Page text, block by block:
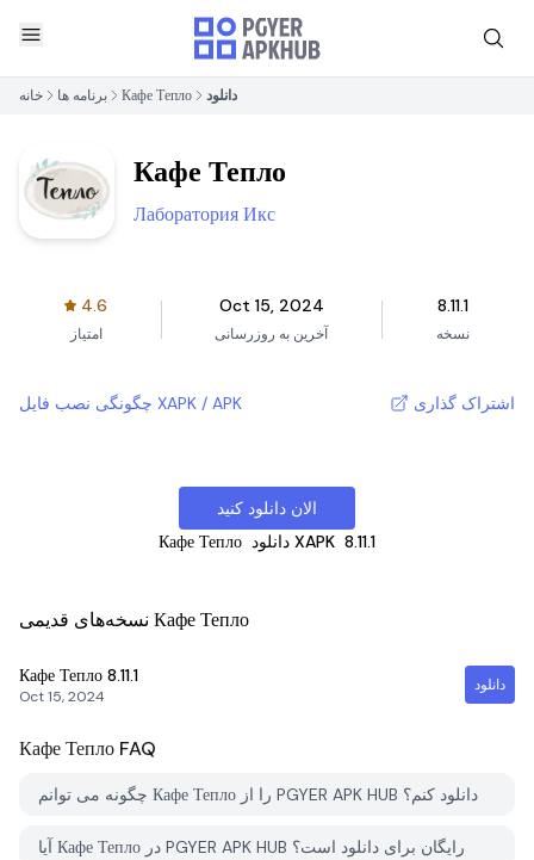
خانه برنامه ها Кафе Тепло دانلود
Кафе Тепло
Лаборатория Икс
4.6
امتیاز
Oct 15, 2024
آخرین به روزرسانی
8.11.1
نسخه
چگونگی نصب فایل XAPK / APK اشتراک گذاری
الان دانلود کنید
Кафе Тепло
دانلود XAPK 8.11.1
نسخه‌های قدیمی Кафе Тепло
Кафе Тепло 8.11.1
Oct 15, 2024
دانلود
Кафе Тепло FAQ
چگونه می توانم Кафе Тепло را از PGYER APK HUB دانلود کنم؟
آیا Кафе Тепло در PGYER APK HUB رایگان برای دانلود است؟